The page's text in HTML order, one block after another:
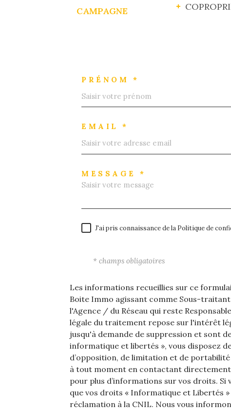
CAMPAGNE
PRÉNOM *
EMAIL *
MESSAGE *
J'ai pris connaissance de la Politique de
* champs obligatoires
Les informations recueillies sur ce
Boite Immo agissant comme Sous-
l'Agence / du Réseau qui reste
légale du traitement repose sur l'intérêt
jusqu'à demande de suppression et sont
informatique et libertés », vous disposez
d’opposition, de limitation et de
à tout moment en contactant directement
pour plus d’informations sur vos droits.
que vos droits « Informatique et Libertés
réclamation à la CNIL. Nous vous